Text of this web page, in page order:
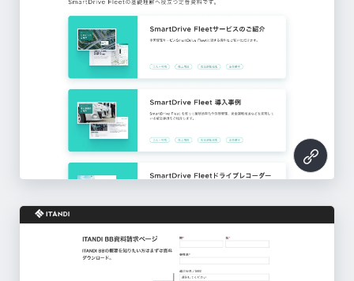
トラッカーズマネージャー
https://manager.trck.jp/
このサイトのパーツ一覧へ
Throttle
https://relic.co.jp/services/throttle/
このサイトのパーツ一覧へ
Another works
https://aw-anotherworks.com/clients
このサイトのパーツ一覧へ
ノバセル
https://novasell.com/
このサイトのパーツ一覧へ
https://musubi.kakehashi.life/
このサイトのパーツ一覧へ
Dr.経費精算（現：TOKIUM）
https://www.keihi.com/expense/
このサイトのパーツ一覧へ
Pace
https://paces.jp/
このサイトのパーツ一覧へ
SONAR ATS
https://sonar-ats.jp/
このサイトのパーツ一覧へ
We for Remote Work
https://we-r.laboratik.com/
このサイトのパーツ一覧へ
V-ONEクラウド
https://www.r-ac.co.jp/
このサイトのパーツ一覧へ
App Ape
https://ja.appa.pe/
このサイトのパーツ一覧へ
SmartDrive Fleet
https://smartdrive-fleet.jp/
このサイトのパーツ一覧へ
ITANDI BB
https://bukkakun.com/
このサイトのパーツ一覧へ
https://freshdesk.com/jp/
このサイトのパーツ一覧へ
Bizer team
https://bizer.jp/team/
このサイトのパーツ一覧へ
JANDI
https://vws-biz.com/jandi/
このサイトのパーツ一覧へ
EventHub オンライン
https://eventhub.jp/online/
メリービズ
https://merrybiz.jp/
このサイトのパーツ一覧へ
CLINICS
https://clinics-cloud.com/
このサイトのパーツ一覧へ
Mixpanel
http://highconcept.jp/mixpanel/
このサイトのパーツ一覧へ